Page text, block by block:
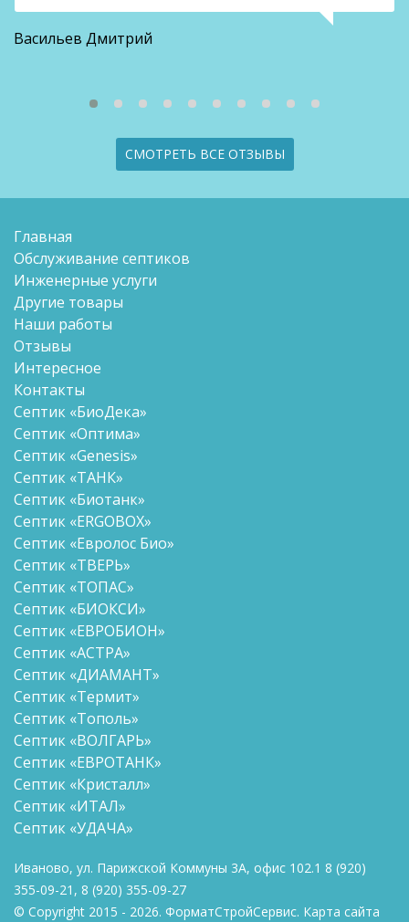
Васильев Дмитрий
СМОТРЕТЬ ВСЕ ОТЗЫВЫ
Главная
Обслуживание септиков
Инженерные услуги
Другие товары
Наши работы
Отзывы
Интересное
Контакты
Септик «БиоДека»
Септик «Оптима»
Септик «Genesis»
Септик «ТАНК»
Септик «Биотанк»
Септик «ERGOBOX»
Септик «Евролос Био»
Септик «ТВЕРЬ»
Септик «ТОПАС»
Септик «БИОКСИ»
Септик «ЕВРОБИОН»
Септик «АСТРА»
Септик «ДИАМАНТ»
Септик «Термит»
Септик «Тополь»
Септик «ВОЛГАРЬ»
Септик «ЕВРОТАНК»
Септик «Кристалл»
Септик «ИТАЛ»
Септик «УДАЧА»
Иваново, ул. Парижской Коммуны 3А, офис 102.1 8 (920)
355-09-21 , 8 (920) 355-09-27
© Copyright 2015 - 2026. ФорматСтройСервис. Карта сайта